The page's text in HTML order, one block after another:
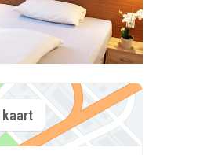
kaart